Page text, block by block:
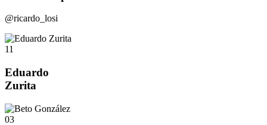
@ricardo_losi
11
Eduardo
Zurita
03